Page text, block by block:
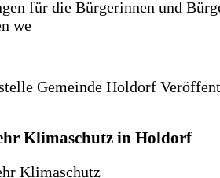
für die Bürgerinnen und
we
Gemeinde Holdorf
Klimaschutz in Holdorf